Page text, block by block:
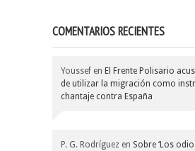
COMENTARIOS RECIENTES
Youssef en El Frente Polisario
de utilizar la migración como
chantaje contra España
P. G. Rodríguez en Sobre ‘Los